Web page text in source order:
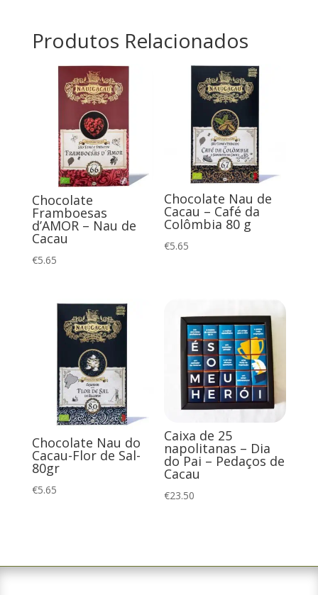
Produtos Relacionados
Chocolate
Framboesas
d’AMOR – Nau de
Cacau
€5.65
Chocolate Nau de
Cacau – Café da
Colômbia 80 g
€5.65
Chocolate Nau do
Cacau-Flor de Sal-
80gr
€5.65
Caixa de 25
napolitanas – Dia
do Pai – Pedaços de
Cacau
€23.50